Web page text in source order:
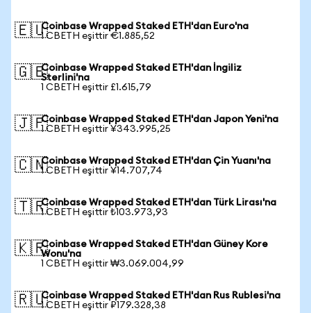
🇪🇺Coinbase Wrapped Staked ETH'dan Euro'na
1 CBETH eşittir €1.885,52
🇬🇧Coinbase Wrapped Staked ETH'dan İngiliz
Sterlini'na
1 CBETH eşittir £1.615,79
🇯🇵Coinbase Wrapped Staked ETH'dan Japon Yeni'na
1 CBETH eşittir ¥343.995,25
🇨🇳Coinbase Wrapped Staked ETH'dan Çin Yuanı'na
1 CBETH eşittir ¥14.707,74
🇹🇷Coinbase Wrapped Staked ETH'dan Türk Lirası'na
1 CBETH eşittir ₺103.973,93
🇰🇷Coinbase Wrapped Staked ETH'dan Güney Kore
Wonu'na
1 CBETH eşittir ₩3.069.004,99
🇷🇺Coinbase Wrapped Staked ETH'dan Rus Rublesi'na
1 CBETH eşittir ₽179.328,38